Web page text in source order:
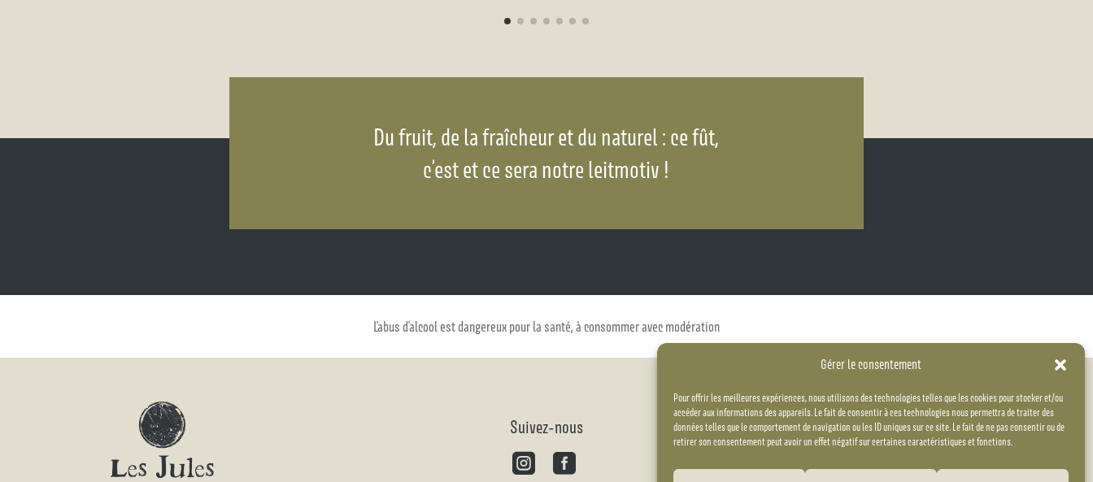
Gérer le consentement
Pour offrir les meilleures expériences, nous utilisons des technologies telles que les cookies pour stocker et/ou
accéder aux informations des appareils. Le fait de consentir à ces technologies nous permettra de traiter des
données telles que le comportement de navigation ou les ID uniques sur ce site. Le fait de ne pas consentir ou de
retirer son consentement peut avoir un effet négatif sur certaines caractéristiques et fonctions.
Du fruit, de la fraîcheur et du naturel : ce fût,
c’est et ce sera notre leitmotiv !
L’abus d’alcool est dangereux pour la santé, à consommer avec modération
Suivez-nous
 
Mentions légales
Politique de confidentialité
Site réalisé par MoK Communication